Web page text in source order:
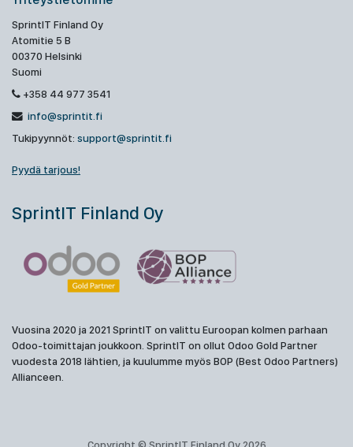
SprintIT Finland Oy
Atomitie 5 B
00370 Helsinki
Suomi
+358 44 977 3541
info@sprintit.fi
Tukipyynnöt: support@sprintit.fi
Pyydä tarjous!
SprintIT Finland Oy
Vuosina 2020 ja 2021 SprintIT on valittu Euroopan kolmen parhaan
Odoo-toimittajan joukkoon. SprintIT on ollut Odoo Gold Partner
vuodesta 2018 lähtien, ja kuulumme myös BOP (Best Odoo Partners)
Allianceen.
Copyright © SprintIT Finland Oy 2026